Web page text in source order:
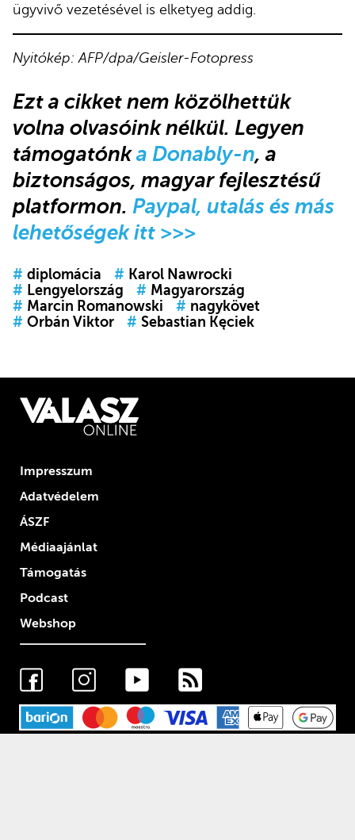
ügyvivő vezetésével is elketyeg addig.
Nyitókép: AFP/dpa/Geisler-Fotopress
Ezt a cikket nem közölhettük
volna olvasóink nélkül. Legyen
támogatónka Donably-n, a
biztonságos, magyar fejlesztésű
platformon. Paypal, utalás és más
lehetőségek itt >>>
# diplomácia # Karol Nawrocki
# Lengyelország # Magyarország
# Marcin Romanowski # nagykövet
# Orbán Viktor # Sebastian Kęciek
Impresszum
Adatvédelem
ÁSZF
Médiaajánlat
Támogatás
Podcast
Webshop